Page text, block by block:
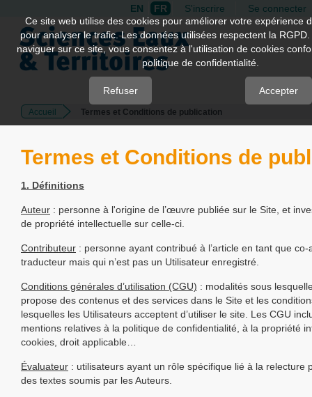
Quick
jump
page
Main
Content
EN FR S'inscrire Se connecter
Accueil Termes et Conditions de publication
Termes et Conditions de
1. Définitions
Auteur : personne à l'origine de l’œuvre publiée sur le Site, et
de propriété intellectuelle sur celle-ci.
Contributeur : personne ayant contribué à l’article en tant que co-
traducteur mais qui n’est pas un Utilisateur enregistré.
Conditions générales d’utilisation (CGU) : modalités sous
propose des contenus et des services dans le Site et les
lesquelles les Utilisateurs acceptent d’utiliser le site. Les CGU
mentions relatives à la politique de confidentialité, à la propriété
cookies, droit applicable…
Évaluateur : utilisateurs ayant un rôle spécifique lié à la relecture
des textes soumis par les Auteurs.
Ce site web utilise des cookies pour améliorer votre expérience
pour analyser le trafic. Les données utilisées respectent la
naviguer sur ce site, vous consentez à l'utilisation de cookies
politique de confidentialité.
Refuser Accepter